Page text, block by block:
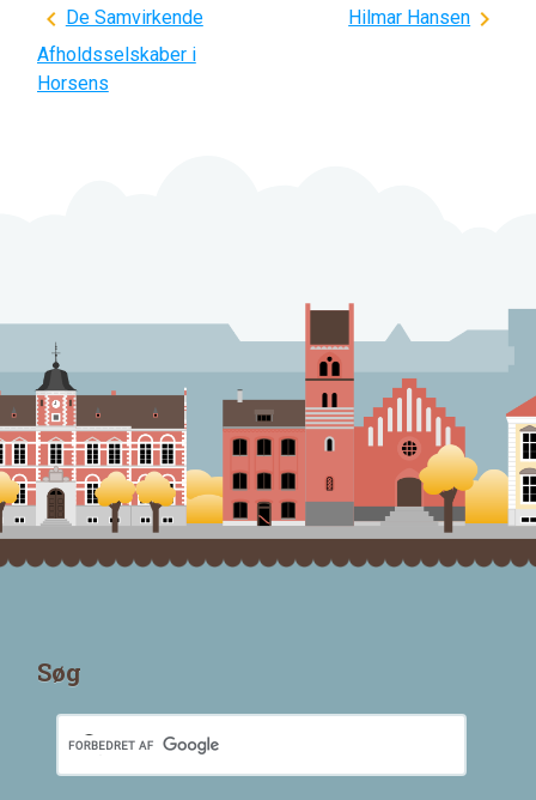
Indlægsnavigation
De Samvirkende
Afholdsselskaber i
Horsens
Hilmar Hansen
Søg